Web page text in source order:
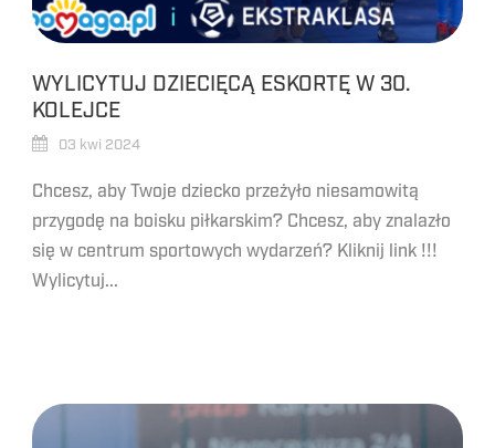
WYLICYTUJ DZIECIĘCĄ ESKORTĘ W 30.
KOLEJCE
03 kwi 2024
Chcesz, aby Twoje dziecko przeżyło niesamowitą
przygodę na boisku piłkarskim? Chcesz, aby znalazło
się w centrum sportowych wydarzeń? Kliknij link !!!
Wylicytuj...